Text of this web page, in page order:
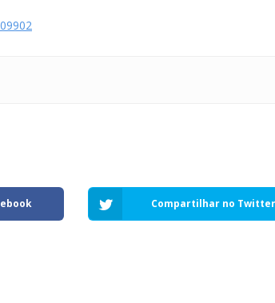
Compartilhar no Twitter